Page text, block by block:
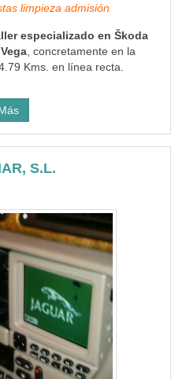
limpieza admisión
especializado en Škoda
, concretamente en la
Kms. en línea recta.
S.L.